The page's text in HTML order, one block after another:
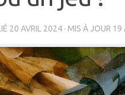
20 AVRIL 2024 · MIS À JOUR 19